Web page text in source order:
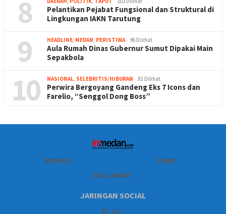
8
Pelantikan Pejabat Fungsional dan Struktural di
Lingkungan IAKN Tarutung
9 HEADLINE, MEDAN, PERISTIWA 96 Dilihat
Aula Rumah Dinas Gubernur Sumut Dipakai Main
Sepakbola
10 NASIONAL, SELEBRITIS/HIBURAN 81 Dilihat
Perwira Bergoyang Gandeng Eks 7 Icons dan
Farelio, “Senggol Dong Boss”
REDAKSI
SIBER
DISCLAIMER
JARINGAN SOCIAL
RSS